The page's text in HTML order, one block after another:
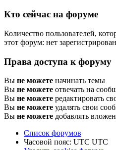
Кто сейчас на форуме
Количество пользователей,
этот форум: нет
Права доступа к форуму
Вы не можете начинать темы
Вы не можете отвечать на
Вы не можете редактировать
Вы не можете удалять свои
Вы не можете добавлять
Список форумов
Часовой пояс: UTC UTC